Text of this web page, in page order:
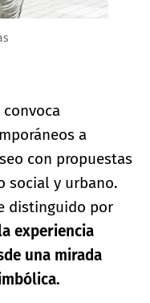
convoca
a
con propuestas
social y urbano.
distinguido por
experiencia
una mirada